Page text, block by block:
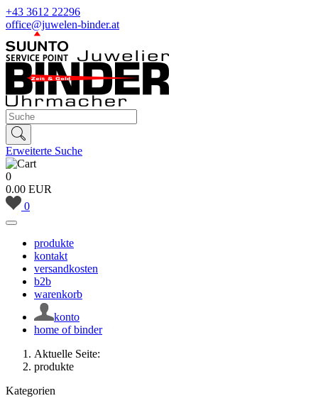
+43 3612 22296
office@juwelen-binder.at
Erweiterte Suche
0
0.00 EUR
0
produkte
kontakt
versandkosten
b2b
warenkorb
konto
home of binder
Aktuelle Seite:
produkte
Kategorien